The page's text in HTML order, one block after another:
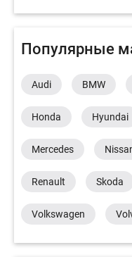
Популярные
Audi BMW
Honda Hyundai
Mercedes
Renault Skoda
Volkswagen